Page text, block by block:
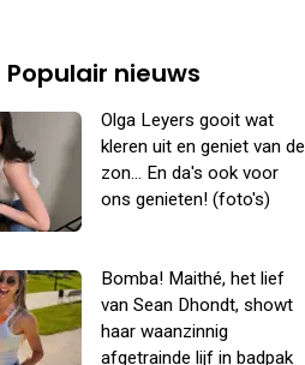
Populair nieuws
Olga Leyers gooit wat
kleren uit en geniet van de
zon... En da's ook voor
ons genieten! (foto's)
Bomba! Maithé, het lief
van Sean Dhondt, showt
haar waanzinnig
afgetrainde lijf in badpak